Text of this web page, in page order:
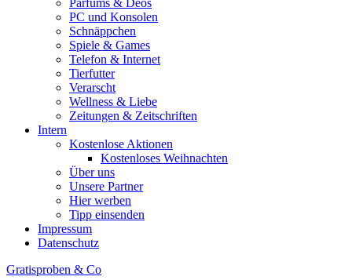
Parfums & Deos
PC und Konsolen
Schnäppchen
Spiele & Games
Telefon & Internet
Tierfutter
Verarscht
Wellness & Liebe
Zeitungen & Zeitschriften
Intern
Kostenlose Aktionen
Kostenloses Weihnachten
Über uns
Unsere Partner
Hier werben
Tipp einsenden
Impressum
Datenschutz
Gratisproben & Co